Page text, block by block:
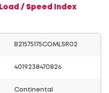
Load / Speed Index
B21575175COMLSR02
4019238470826
Continental